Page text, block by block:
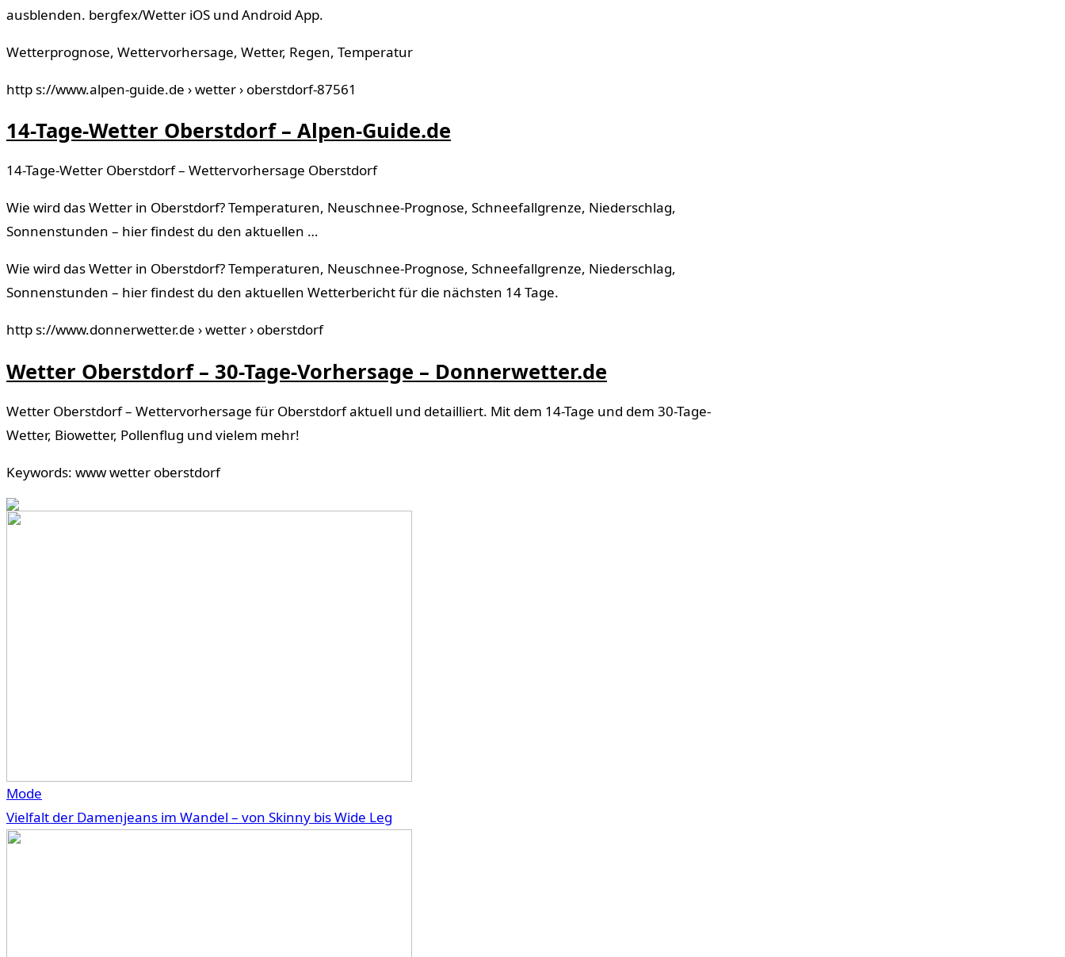
ausblenden. bergfex/Wetter iOS und Android App.
Wetterprognose, Wettervorhersage, Wetter, Regen, Temperatur
http s://www.alpen-guide.de › wetter › oberstdorf-87561
14-Tage-Wetter Oberstdorf – Alpen-Guide.de
14-Tage-Wetter Oberstdorf – Wettervorhersage Oberstdorf
Wie wird das Wetter in Oberstdorf? Temperaturen, Neuschnee-Prognose, Schneefallgrenze, Niederschlag,
Sonnenstunden – hier findest du den aktuellen …
Wie wird das Wetter in Oberstdorf? Temperaturen, Neuschnee-Prognose, Schneefallgrenze, Niederschlag,
Sonnenstunden – hier findest du den aktuellen Wetterbericht für die nächsten 14 Tage.
http s://www.donnerwetter.de › wetter › oberstdorf
Wetter Oberstdorf – 30-Tage-Vorhersage – Donnerwetter.de
Wetter Oberstdorf – Wettervorhersage für Oberstdorf aktuell und detailliert. Mit dem 14-Tage und dem 30-Tage-
Wetter, Biowetter, Pollenflug und vielem mehr!
Keywords: www wetter oberstdorf
Mode
Vielfalt der Damenjeans im Wandel – von Skinny bis Wide Leg